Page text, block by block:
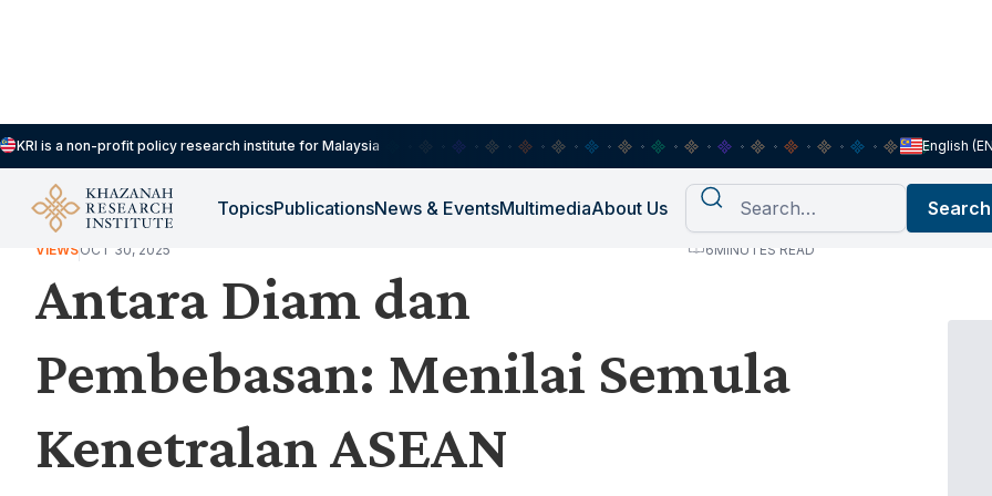
KRI is a non-profit policy research institute for Malaysia English
TopicsPublicationsNews & EventsMultimediaAbout Us
VIEWSOCT 30, 2025 6MINUTES READ
Antara Diam dan
Pembebasan: Menilai Semula
Kenetralan ASEAN